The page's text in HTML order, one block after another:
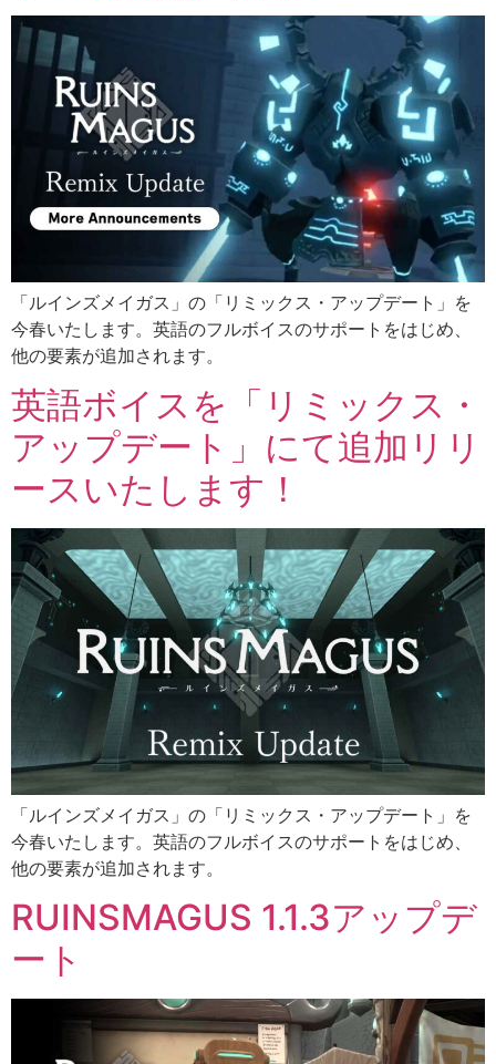
「ルインズメイガス」の「リミックス・アップデート」を
今春いたします。英語のフルボイスのサポートをはじめ、
他の要素が追加されます。
英語ボイスを「リミックス・
アップデート」にて追加リリ
ースいたします！
「ルインズメイガス」の「リミックス・アップデート」を
今春いたします。英語のフルボイスのサポートをはじめ、
他の要素が追加されます。
RUINSMAGUS 1.1.3アップデ
ート